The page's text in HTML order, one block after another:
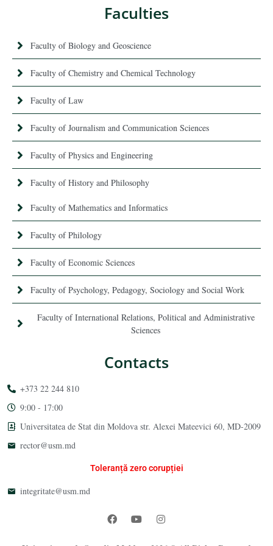
Faculties
Faculty of Biology and Geoscience
Faculty of Chemistry and Chemical Technology
Faculty of Law
Faculty of Journalism and Communication Sciences
Faculty of Physics and Engineering
Faculty of History and Philosophy
Faculty of Mathematics and Informatics
Faculty of Philology
Faculty of Economic Sciences
Faculty of Psychology, Pedagogy, Sociology and Social Work
Faculty of International Relations, Political and Administrative
Sciences
Contacts
+373 22 244 810
9:00 - 17:00
Universitatea de Stat din Moldova str. Alexei Mateevici 60, MD-2009
rector@usm.md
Toleranță zero corupției
integritate@usm.md